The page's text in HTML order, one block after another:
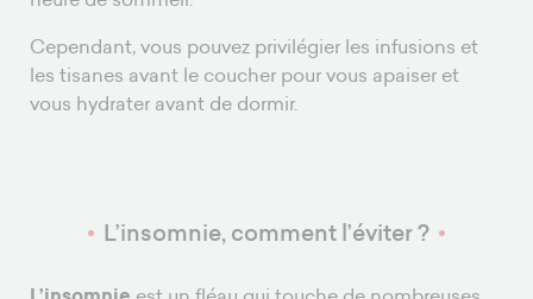
Cependant, vous pouvez privilégier les infusions et
les tisanes avant le coucher pour vous apaiser et
vous hydrater avant de dormir.
L’insomnie, comment l’éviter ?